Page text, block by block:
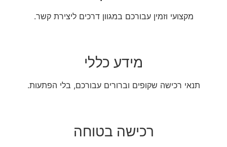
מקצועי וזמין עבורכם במגוון דרכים ליצירת קשר.
מידע כללי
תנאי רכישה שקופים וברורים עבורכם, בלי הפתעות.
רכישה בטוחה